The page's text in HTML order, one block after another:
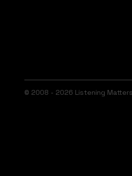
© 2008 - 2026 Listening Matters